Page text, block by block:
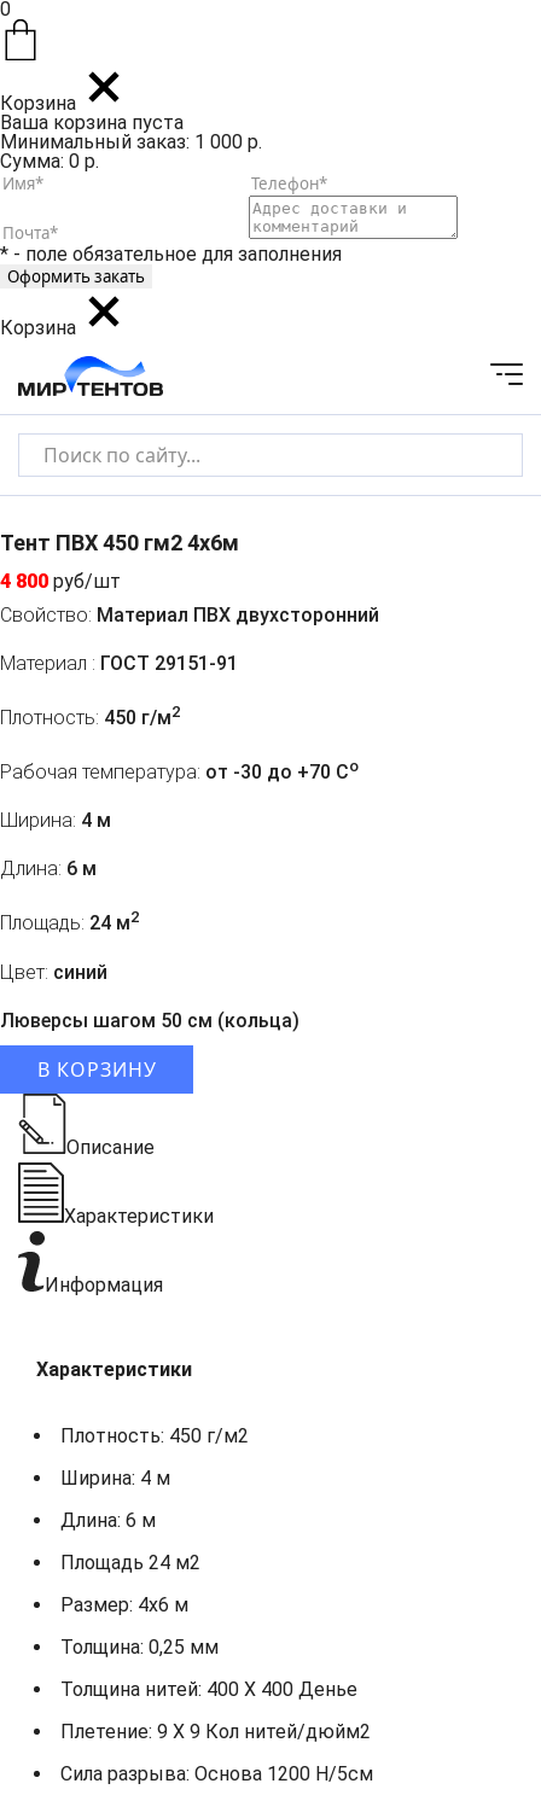
0
Корзина
Ваша корзина пуста
Минимальный заказ: 1 000 р.
Сумма: 0 р.
* - поле обязательное для заполнения
Корзина
Тент ПВХ 450 гм2 4x6м
4 800 руб/шт
Свойство: Материал ПВХ двухсторонний
Материал : ГОСТ 29151-91
Плотность: 450 г/м2
Рабочая температура: от -30 до +70 Co
Ширина: 4 м
Длина: 6 м
Площадь: 24 м2
Цвет: синий
Люверсы шагом 50 см (кольца)
В КОРЗИНУ
Описание
Характеристики
Информация
Характеристики
Плотность: 450 г/м2
Ширина: 4 м
Длина: 6 м
Площадь 24 м2
Размер: 4х6 м
Толщина: 0,25 мм
Толщина нитей: 400 X 400 Денье
Плетение: 9 X 9 Кол нитей/дюйм2
Сила разрыва: Основа 1200 Н/5см